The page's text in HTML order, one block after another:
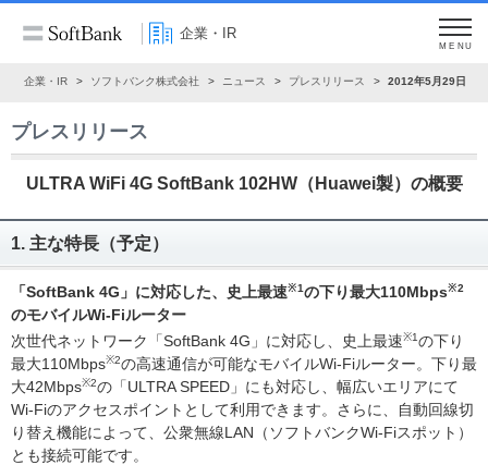
企業・IR
MENU
企業・IR ソフトバンク株式会社 ニュース プレスリリース 2012年5月29日
プレスリリース
ULTRA WiFi 4G SoftBank 102HW（Huawei製）の概要
1. 主な特長（予定）
「SoftBank 4G」に対応した、史上最速※1の下り最大110Mbps※2
のモバイルWi-Fiルーター
次世代ネットワーク「SoftBank 4G」に対応し、史上最速※1の下り
最大110Mbps※2の高速通信が可能なモバイルWi-Fiルーター。下り最
大42Mbps※2の「ULTRA SPEED」にも対応し、幅広いエリアにて
Wi-Fiのアクセスポイントとして利用できます。さらに、自動回線切
り替え機能によって、公衆無線LAN（ソフトバンクWi-Fiスポット）
とも接続可能です。